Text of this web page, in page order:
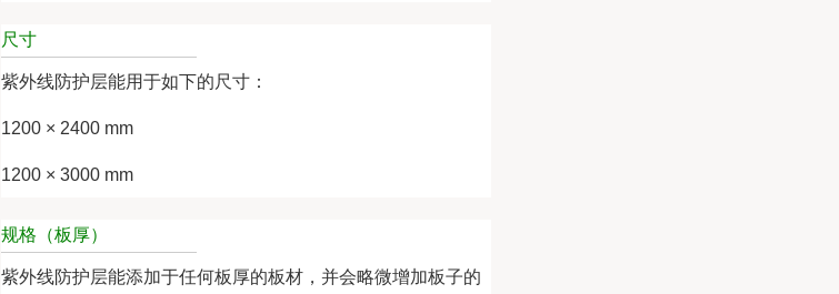
尺寸
紫外线防护层能用于如下的尺寸：
1200 × 2400 mm
1200 × 3000 mm
规格（板厚）
紫外线防护层能添加于任何板厚的板材，并会略微增加板子的